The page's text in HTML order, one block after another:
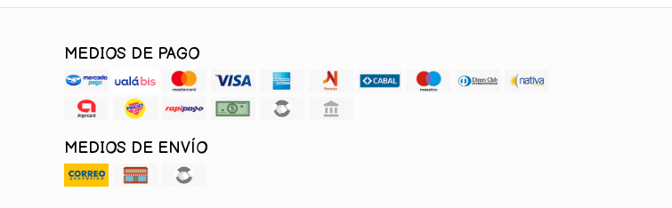
MEDIOS DE PAGO
MEDIOS DE ENVÍO